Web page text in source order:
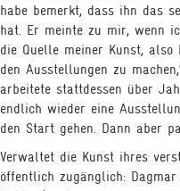
habe bemerkt, dass ihn das
hat. Er meinte zu mir, wenn
die Quelle meiner Kunst, also
den Ausstellungen zu
arbeitete stattdessen über
endlich wieder eine
den Start gehen. Dann aber
Verwaltet die Kunst ihres
öffentlich zugänglich: Dagmar